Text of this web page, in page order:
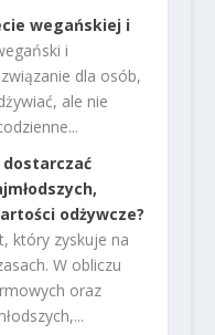
wegańskiej i
i
dla osób,
ale nie
odżywcze?
który zyskuje na
W obliczu
oraz